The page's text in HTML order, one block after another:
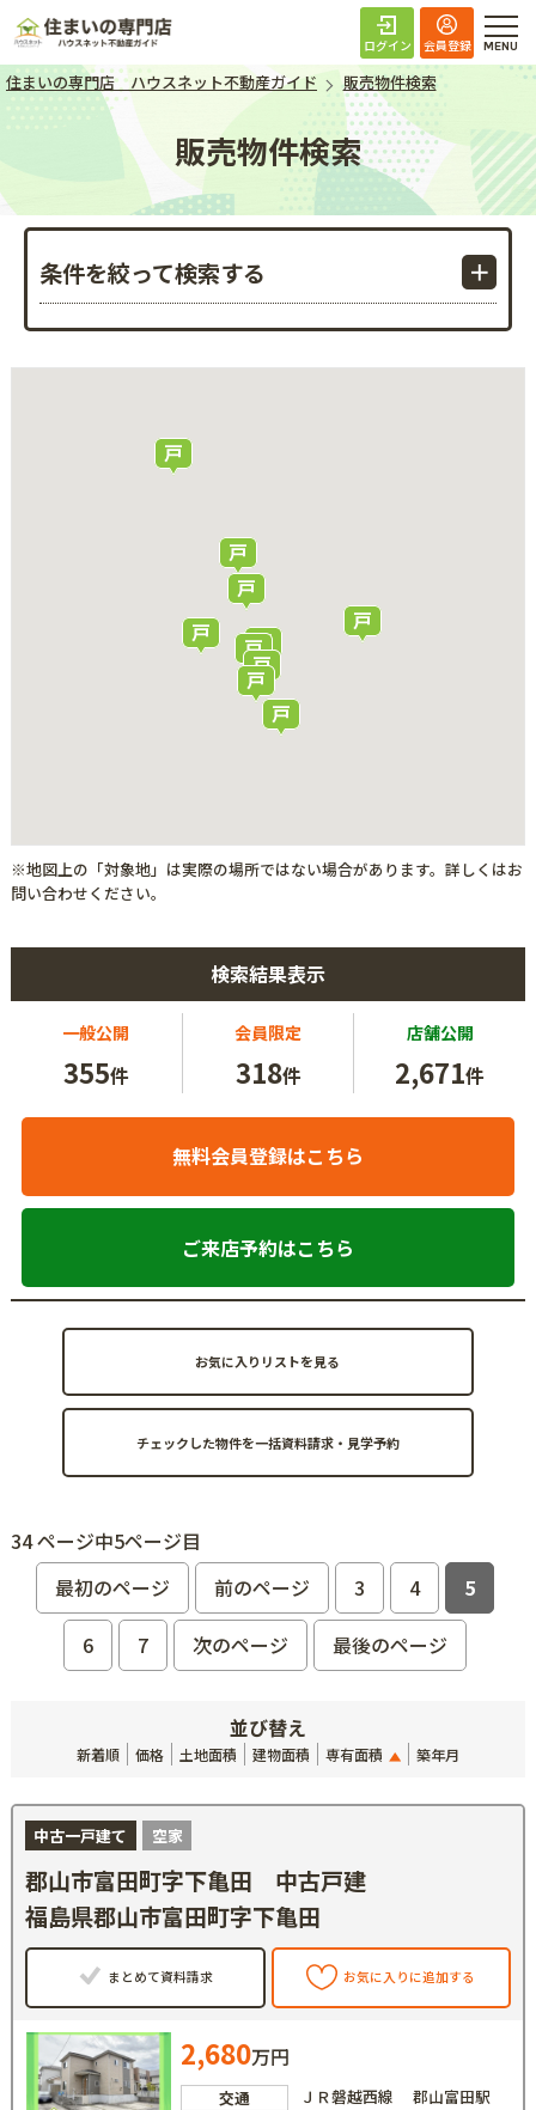
住まいの専門店 ハ
ログイン 会員登録
住まいの専門店 ハウスネット不動産ガイド 販売物件検索
販売物件検索
条件を絞って検索する
※地図上の「対象地」は実際の場所ではない場合があります。詳しくはお
問い合わせください。
検索結果表示
一般公開
355件
会員限定
318件
店舗公開
2,671件
無料会員登録はこちら
ご来店予約はこちら
お気に入りリストを見る
34 ページ中5ページ目
最初のページ
前のページ 3 4
5
6
7 次のページ 最後のページ
並び替え
新着順 価格 土地面積 建物面積 専有面積 築年月
中古一戸建て 空家
郡山市富田町字下亀田 中古戸建
福島県郡山市富田町字下亀田
まとめて資料請求 お気に入りに追加する
2,680万円
交通
ＪＲ磐越西線 郡山富田駅